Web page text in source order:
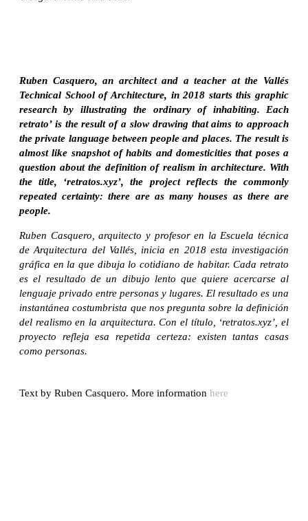
Ruben Casquero, an architect and a teacher at the Vallés
Technical School of Architecture, in 2018 starts this graphic
research by illustrating the ordinary of inhabiting. Each
retrato’ is the result of a slow drawing that aims to approach
the private language between people and places. The result is
almost like snapshot of habits and domesticities that poses a
question about the definition of realism in architecture. With
the title, ‘retratos.xyz’, the project reflects the commonly
repeated certainty: there are as many houses as there are
people.
Ruben Casquero, arquitecto y profesor en la Escuela técnica
de Arquitectura del Vallés, inicia en 2018 esta investigación
gráfica en la que dibuja lo cotidiano de habitar. Cada retrato
es el resultado de un dibujo lento que quiere acercarse al
lenguaje privado entre personas y lugares. El resultado es una
instantánea costumbrista que nos pregunta sobre la definición
del realismo en la arquitectura. Con el título, ‘retratos.xyz’, el
proyecto refleja esa repetida certeza: existen tantas casas
como personas.
Text by Ruben Casquero. More information here